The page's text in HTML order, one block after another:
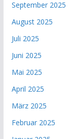
September 2025
August 2025
Juli 2025
Juni 2025
Mai 2025
April 2025
März 2025
Februar 2025